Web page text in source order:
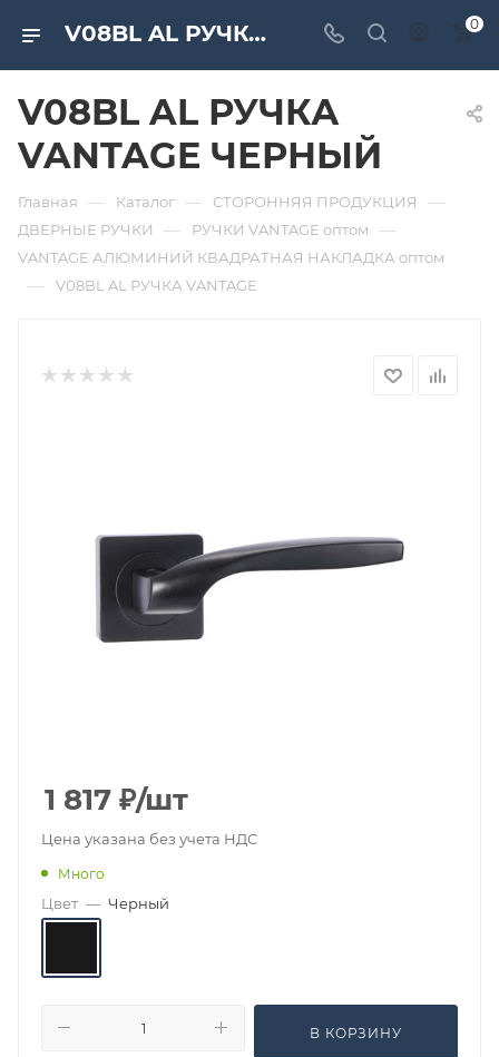
V08BL AL РУЧКА VANTAGE ЧЕРНЫЙ. Дверная и мебельная фурнитура САМИР-КИЛИТ | Оптовые поставки 0
V08BL AL РУЧКА
VANTAGE ЧЕРНЫЙ
Главная — Каталог — СТОРОННЯЯ ПРОДУКЦИЯ —
ДВЕРНЫЕ РУЧКИ — РУЧКИ VANTAGE оптом —
VANTAGE АЛЮМИНИЙ КВАДРАТНАЯ НАКЛАДКА оптом
— V08BL AL РУЧКА VANTAGE
1 817 ₽/шт
Цена указана без учета НДС
Много
Цвет — Черный
В КОРЗИНУ